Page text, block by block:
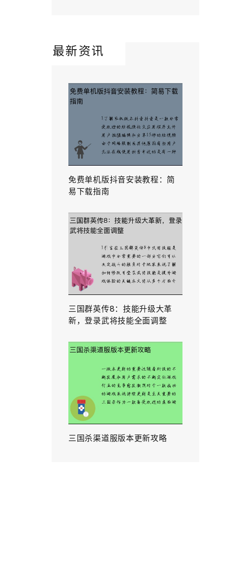
最新资讯
免费单机版抖音安装教程：简
易下载指南
三国群英传8：技能升级大革
新，登录武将技能全面调整
三国杀渠道服版本更新攻略